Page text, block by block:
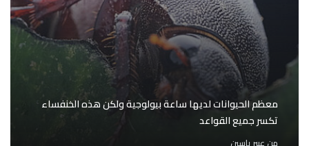
معظم الحيوانات لديها ساعة بيولوجية ولكن هذه الخنفساء
تكسر جميع القواعد